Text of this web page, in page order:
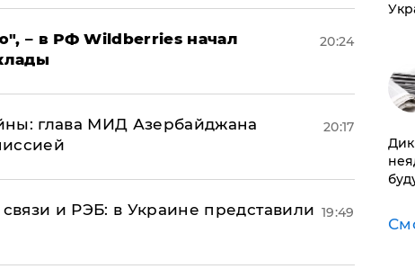
– в РФ Wildberries начал
20:24
глава МИД Азербайджана
20:17
и РЭБ: в Украине представили 19:49